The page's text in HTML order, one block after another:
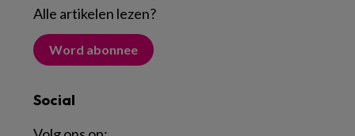
Alle artikelen lezen?
Word abonnee
Social